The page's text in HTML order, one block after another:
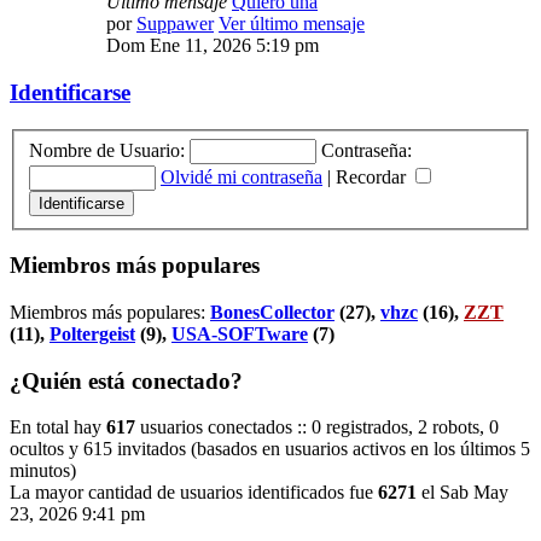
por Suppawer Ver último mensaje
Dom Ene 11, 2026 5:19 pm
Identificarse
Nombre de Usuario:
Contraseña:
Olvidé mi contraseña | Recordar
Miembros más populares
Miembros más populares: BonesCollector (27), vhzc (16), ZZT
(11), Poltergeist (9), USA-SOFTware (7)
¿Quién está conectado?
En total hay 617 usuarios conectados :: 0 registrados, 2 robots, 0
ocultos y 615 invitados (basados en usuarios activos en los últimos 5
minutos)
La mayor cantidad de usuarios identificados fue 6271 el Sab May
23, 2026 9:41 pm